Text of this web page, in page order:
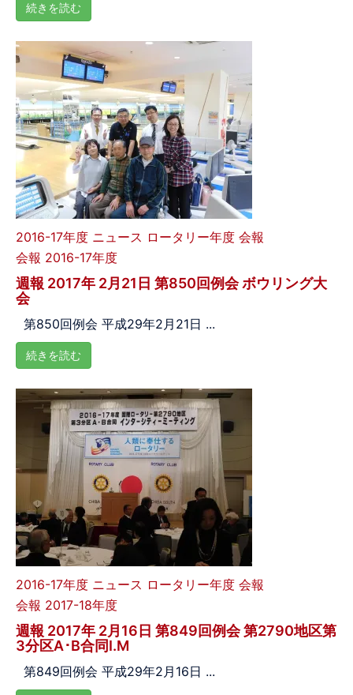
続きを読む
2016-17年度 ニュース ロータリー年度 会報
会報 2016-17年度
週報 2017年 2月21日 第850回例会 ボウリング大
会
第850回例会 平成29年2月21日 ...
続きを読む
2016-17年度 ニュース ロータリー年度 会報
会報 2017-18年度
週報 2017年 2月16日 第849回例会 第2790地区第
3分区A･B合同I.M
第849回例会 平成29年2月16日 ...